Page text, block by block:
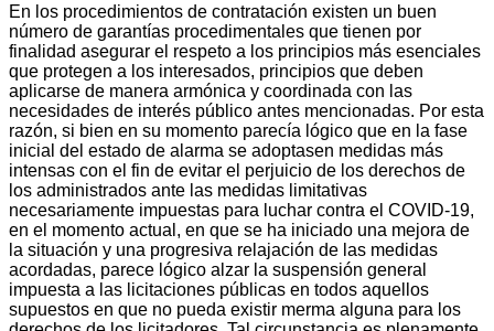
En los procedimientos de contratación existen un buen
número de garantías procedimentales que tienen por
finalidad asegurar el respeto a los principios más esenciales
que protegen a los interesados, principios que deben
aplicarse de manera armónica y coordinada con las
necesidades de interés público antes mencionadas. Por esta
razón, si bien en su momento parecía lógico que en la fase
inicial del estado de alarma se adoptasen medidas más
intensas con el fin de evitar el perjuicio de los derechos de
los administrados ante las medidas limitativas
necesariamente impuestas para luchar contra el COVID-19,
en el momento actual, en que se ha iniciado una mejora de
la situación y una progresiva relajación de las medidas
acordadas, parece lógico alzar la suspensión general
impuesta a las licitaciones públicas en todos aquellos
supuestos en que no pueda existir merma alguna para los